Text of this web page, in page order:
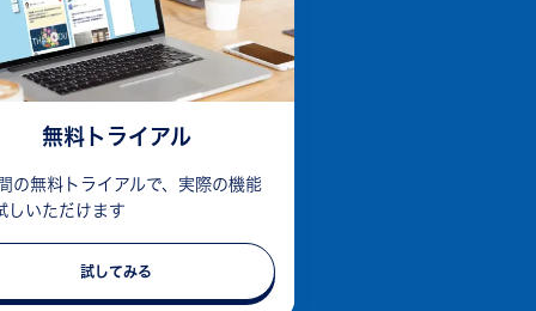
無料トライアル
の無料トライアルで、実際の機能
しいただけます
試してみる